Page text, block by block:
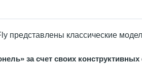
представлены классические
за счет своих